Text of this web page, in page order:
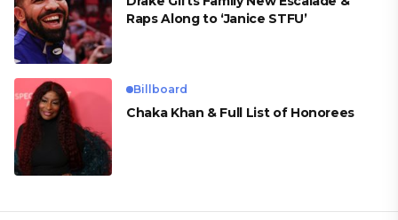
Raps Along to ‘Janice STFU’
Billboard
Chaka Khan & Full List of Honorees